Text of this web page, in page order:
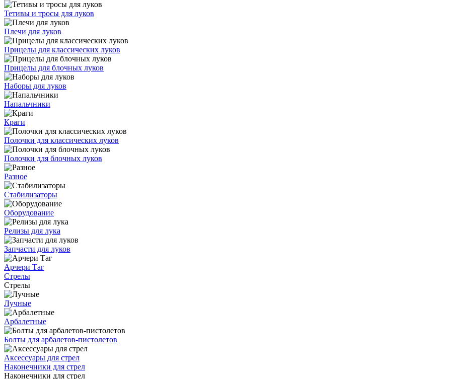
Тетивы и тросы для луков
Плечи для луков
Прицелы для классических луков
Прицелы для блочных луков
Наборы для луков
Напальчники
Краги
Полочки для классических луков
Полочки для блочных луков
Разное
Стабилизаторы
Оборудование
Релизы для лука
Запчасти для луков
Арчери Таг
Стрелы
Стрелы
Лучные
Арбалетные
Болты для арбалетов-пистолетов
Аксессуары для стрел
Наконечники для стрел
Наконечники для стрел